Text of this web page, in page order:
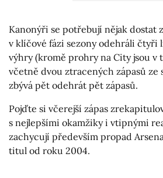
Kanonýři se potřebují nějak dostat
v klíčové fázi sezony odehráli čtyři
výhry (kromě prohry na City jsou v
včetně dvou ztracených zápasů ze
zbývá pět odehrát pět zápasů.
Pojďte si včerejší zápas
s nejlepšími okamžiky i vtipnými
zachycují především propad
titul od roku 2004.